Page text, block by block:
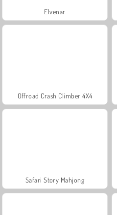
Elvenar
Offroad Crash Climber 4X4
Safari Story Mahjong